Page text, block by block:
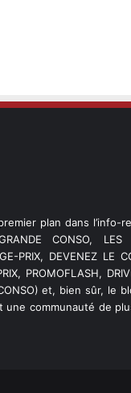
plan dans l’info-
CONSO, LES
PRIX, DEVENEZ LE
PROMOFLASH,
et, bien sûr, le
communauté de